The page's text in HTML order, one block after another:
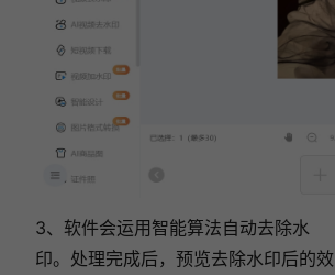
3、软件会运用智能算法自动去除水
印。处理完成后，预览去除水印后的效